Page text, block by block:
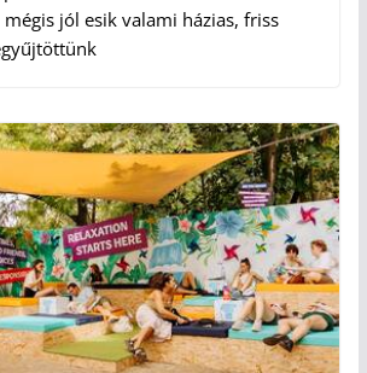
jól esik valami házias, friss